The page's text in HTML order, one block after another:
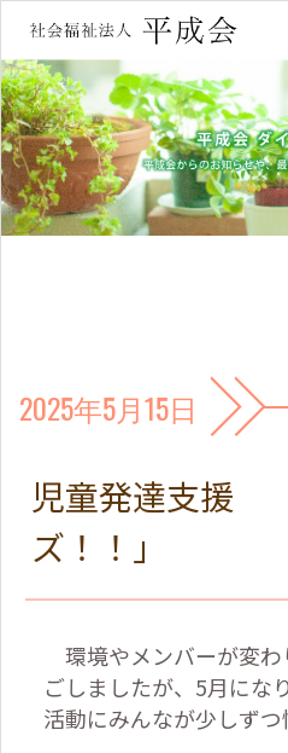
2025年5月15日
児童発達支援
ズ！！」
環境やメンバーが変わ
ごしましたが、 5月にな
活動にみんなが少しずつ